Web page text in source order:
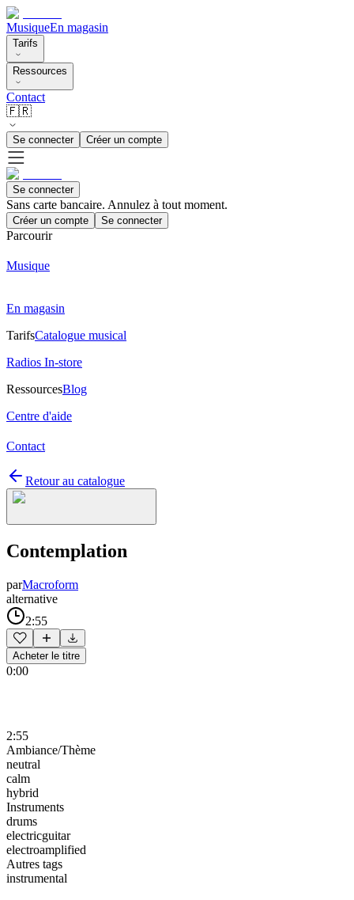
MusiqueEn magasin
Tarifs
Ressources
Contact
🇫🇷
Se connecter Créer un compte
Se connecter
Sans carte bancaire. Annulez à tout moment.
Créer un compte Se connecter
Parcourir
Musique
En magasin
TarifsCatalogue musical
Radios In-store
RessourcesBlog
Centre d'aide
Contact
Retour au catalogue
Contemplation
parMacroform
alternative
2:55
Acheter le titre
0:00
2:55
Ambiance/Thème
neutral
calm
hybrid
Instruments
drums
electricguitar
electroamplified
Autres tags
instrumental